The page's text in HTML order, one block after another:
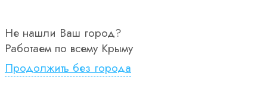
Не нашли Ваш город?
Работаем по всему Крыму
Продолжить без города